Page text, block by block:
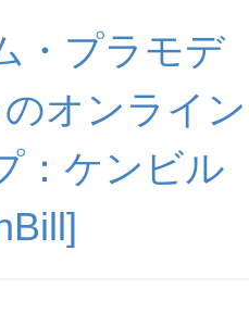
・プラモデ
オンライン
：ケンビル